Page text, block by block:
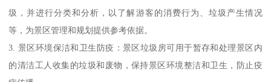
圾，并进行分类和分析，以了解游客的消费行为、垃圾产生情况
等，为景区管理和规划提供参考依据。
3. 景区环境保洁和卫生防疫：景区垃圾房可用于暂存和处理景区内
的清洁工人收集的垃圾和废物，保持景区环境整洁和卫生，防止疫